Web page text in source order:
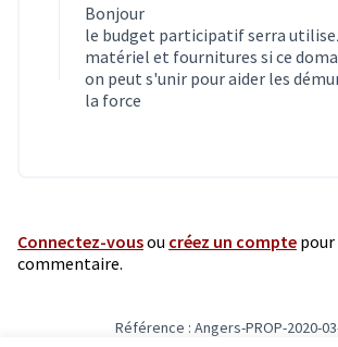
Bonjour
le budget participatif serra
matériel et fournitures si ce
on peut s'unir pour aider les
la force
Connectez-vousou créez un compte
commentaire.
Référence : Angers-PROP-2020-